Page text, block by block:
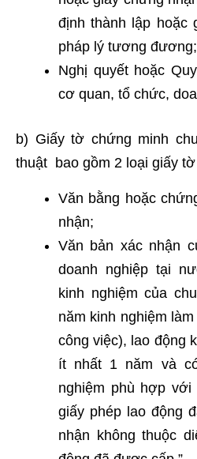
định thành lập hoặc
pháp lý tương đương;
Nghị quyết hoặc
cơ quan, tổ chức,
b) Giấy tờ chứng minh
thuật bao gồm 2 loại giấy
Văn bằng hoặc
nhận;
Văn bản xác nhận
doanh nghiệp tại
kinh nghiệm của
năm kinh nghiệm
công việc), lao động
ít nhất 1 năm và
nghiệm phù hợp
giấy phép lao động
nhận không thuộc